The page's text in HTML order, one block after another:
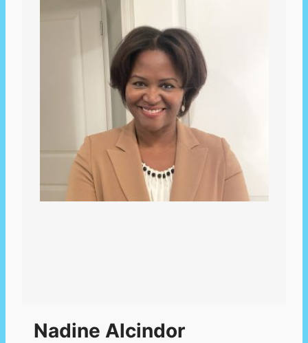
Nadine Alcindor